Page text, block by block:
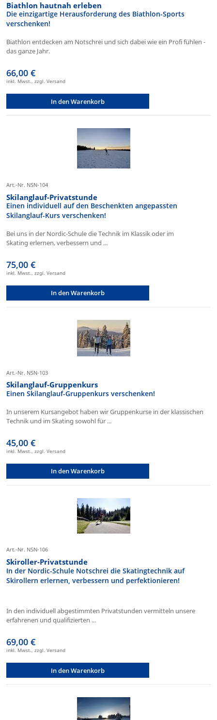
Biathlon hautnah erleben
Die einzigartige Herausforderung des Biathlon-Sports
verschenken!
Biathlon entdecken am Notschrei und sich dabei wie ein Profi fühlen -
das ganze Jahr.
66,00 €
inkl. Mwst., zzgl. Versand
In den Warenkorb
Art.-Nr. NSN-104
Skilanglauf-Privatstunde
Einen individuell auf den Beschenkten angepassten
Skilanglauf-Kurs verschenken!
Bei uns in der Nordic-Schule die Technik im Klassik oder im
Skating erlernen, verbessern und ...
75,00 €
inkl. Mwst., zzgl. Versand
In den Warenkorb
Art.-Nr. NSN-103
Skilanglauf-Gruppenkurs
Einen Skilanglauf-Gruppenkurs verschenken!
In unserem Kursangebot haben wir Gruppenkurse in der klassischen
Technik und im Skating sowohl für ...
45,00 €
inkl. Mwst., zzgl. Versand
In den Warenkorb
Art.-Nr. NSN-106
Skiroller-Privatstunde
In der Nordic-Schule Notschrei die Skatingtechnik auf
Skirollern erlernen, verbessern und perfektionieren!
In den individuell abgestimmten Privatstunden vermitteln unsere
erfahrenen und qualifizierten ...
69,00 €
inkl. Mwst., zzgl. Versand
In den Warenkorb